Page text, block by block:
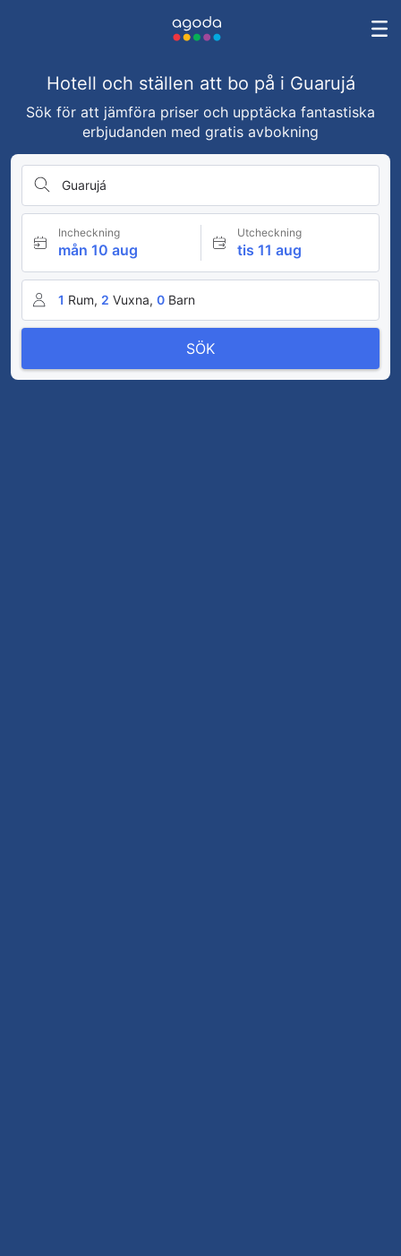
Hotell och ställen att bo på i Guarujá
Sök för att jämföra priser och upptäcka fantastiska
erbjudanden med gratis avbokning
Guarujá
Incheckning
mån 10 aug
Utcheckning
tis 11 aug
1 Rum, 2 Vuxna, 0 Barn
SÖK